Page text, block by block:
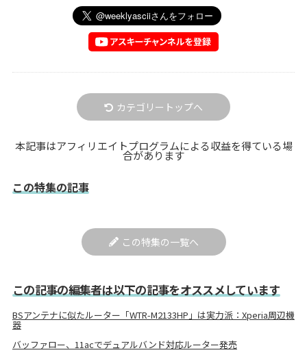
カテゴリートップへ
本記事はアフィリエイトプログラムによる収益を得ている場
合があります
この特集の記事
この特集の一覧へ
この記事の編集者は以下の記事をオススメしています
BSアンテナに似たルーター「WTR-M2133HP」は実力派：Xperia周辺機
器
バッファロー、11acでデュアルバンド対応ルーター発売